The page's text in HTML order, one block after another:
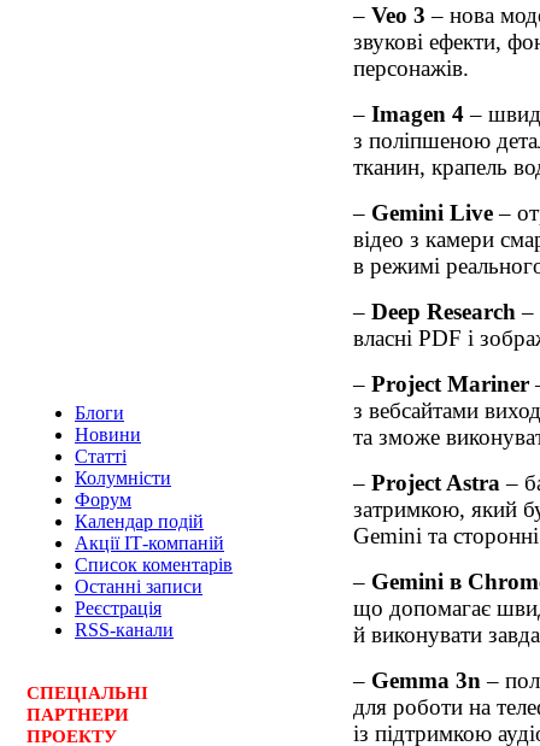
Блоги
Новини
Статті
Колумністи
Форум
Календар подій
Акції ІТ-компаній
Список коментарів
Останні записи
Реєстрація
RSS-канали
СПЕЦІАЛЬНІ
ПАРТНЕРИ
ПРОЕКТУ
– Veo 3 – нова
звукові ефекти,
персонажів.
– Imagen 4–
з поліпшеною
тканин, крапель
– Gemini Live–
відео з камери
в режимі
– Deep Research –
власні PDF і
– Project Mariner
з вебсайтами
та зможе
– Project Astra –
затримкою, який
Gemini та
– Gemini в
що допомагає
й виконувати
– Gemma 3n –
для роботи на
із підтримкою